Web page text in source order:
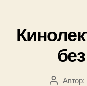
АвторАвтор: